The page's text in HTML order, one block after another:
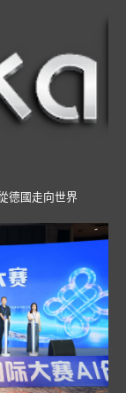
德國走向世界